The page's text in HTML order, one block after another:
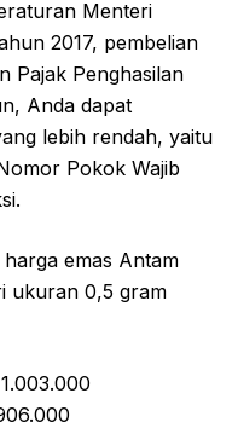
Menteri
2017, pembelian
Pajak Penghasilan
Anda dapat
lebih rendah, yaitu
Pokok Wajib
emas Antam
ukuran 0,5 gram